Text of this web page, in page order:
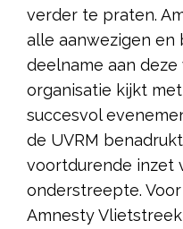
verder te praten.
alle aanwezigen
deelname aan
organisatie kijkt
succesvol
de UVRM
voortdurende inzet
onderstreepte.
Amnesty